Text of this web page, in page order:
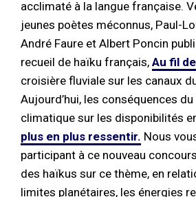
acclimaté à la langue française.
jeunes poètes méconnus, Paul-
André Faure et Albert Poncin
recueil de haïku français, Au fil de
croisière fluviale sur les canaux
Aujourd’hui, les conséquences
climatique sur les disponibilités
plus en plus ressentir. Nous
participant à ce nouveau
des haïkus sur ce thème, en
limites planétaires, les énergies